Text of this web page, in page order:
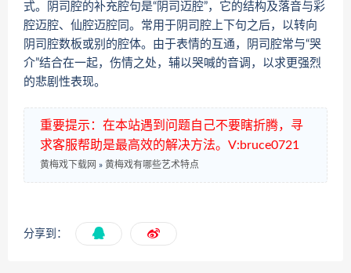
式。阴司腔的补充腔句是“阴司迈腔”，它的结构及落音与彩
腔迈腔、仙腔迈腔同。常用于阴司腔上下句之后，以转向
阴司腔数板或别的腔体。由于表情的互通，阴司腔常与“哭
介”结合在一起，伤情之处，辅以哭喊的音调，以求更强烈
的悲剧性表现。
重要提示：在本站遇到问题自己不要瞎折腾，寻
求客服帮助是最高效的解决方法。V:bruce0721
黄梅戏下载网 » 黄梅戏有哪些艺术特点
分享到：